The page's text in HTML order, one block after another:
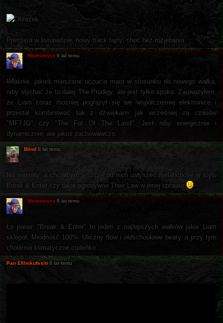
Premiera w listopadzie, nowy track fajny, choć bez rozjebania.
Wędrowycz 8 lat temu
Właśnie, jakieś mieszane uczucia mam w stosunku do nowego wałka,
niby słychać że to dalej The Prodigy, ale jest tylko spoko. Zauważyłem,
że Liam coraz mocniej pogrążył się we współczesnej elektronice i
przestał kombinować tak z dźwiękami jak wcześniej za czasów
"MFTJG" czy "The Fat Of The Land". Jest niby energicznie i
dynamicznie, ale jakoś zachowawczo.
Blind 8 lat temu
No niestety, a chciałbym jeszcze od nich usłyszeć melancholię w stylu
Break & Enter czy takie agresywne Their Law w innej oprawie
Wędrowycz 8 lat temu
Ło panie, "Break & Enter" to jeden z najlepszych wałków jakie Liam
sklepał. Miodność 100%. Uliczny flow i oldschoolowe beaty, a przy tym
cholernie klimatyczne cudeńko.
Pan Efilnikufesin 8 lat temu